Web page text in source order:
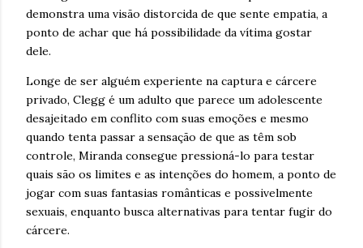
demonstra uma visão distorcida de que sente empatia, a
ponto de achar que há possibilidade da vítima gostar
dele.
Longe de ser alguém experiente na captura e cárcere
privado, Clegg é um adulto que parece um adolescente
desajeitado em conflito com suas emoções e mesmo
quando tenta passar a sensação de que as têm sob
controle, Miranda consegue pressioná-lo para testar
quais são os limites e as intenções do homem, a ponto de
jogar com suas fantasias românticas e possivelmente
sexuais, enquanto busca alternativas para tentar fugir do
cárcere.